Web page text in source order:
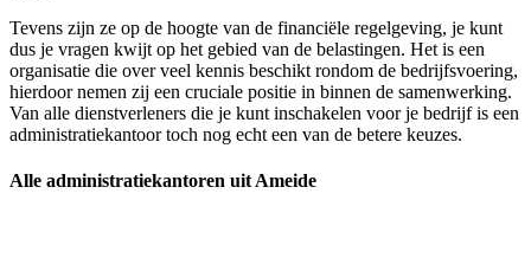
Tevens zijn ze op de hoogte van de financiële regelgeving, je kunt
dus je vragen kwijt op het gebied van de belastingen. Het is een
organisatie die over veel kennis beschikt rondom de bedrijfsvoering,
hierdoor nemen zij een cruciale positie in binnen de samenwerking.
Van alle dienstverleners die je kunt inschakelen voor je bedrijf is een
administratiekantoor toch nog echt een van de betere keuzes.
Alle administratiekantoren uit Ameide